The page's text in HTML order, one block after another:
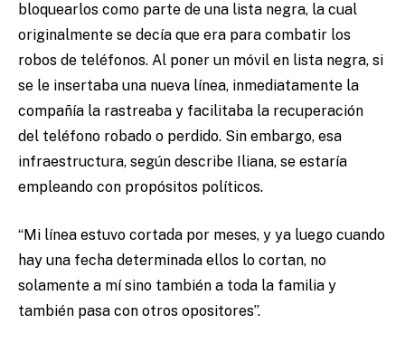
bloquearlos como parte de una lista negra, la cual
originalmente se decía que era para combatir los
robos de teléfonos. Al poner un móvil en lista negra, si
se le insertaba una nueva línea, inmediatamente la
compañía la rastreaba y facilitaba la recuperación
del teléfono robado o perdido. Sin embargo, esa
infraestructura, según describe Iliana, se estaría
empleando con propósitos políticos.
“Mi línea estuvo cortada por meses, y ya luego cuando
hay una fecha determinada ellos lo cortan, no
solamente a mí sino también a toda la familia y
también pasa con otros opositores”.